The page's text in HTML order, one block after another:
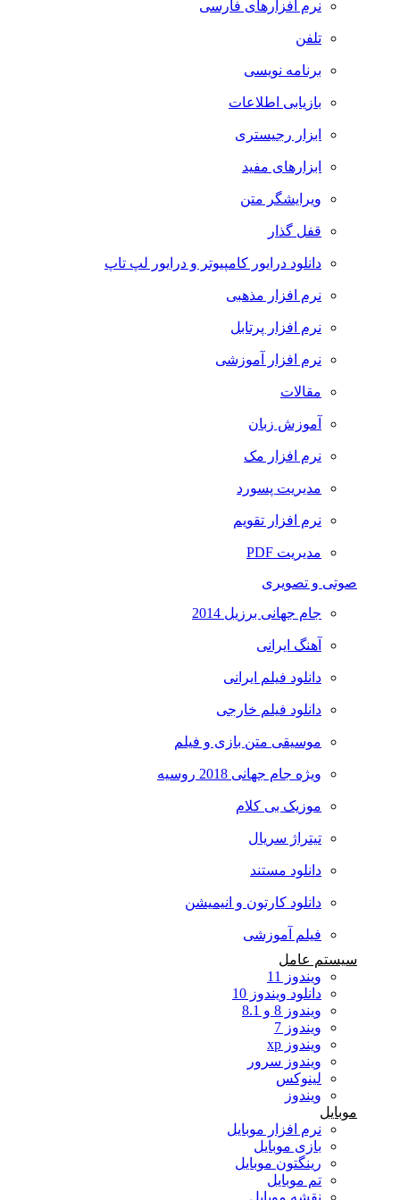
نرم افزارهای فارسی
تلفن
برنامه نویسی
بازیابی اطلاعات
ابزار رجیستری
ابزارهای مفید
ویرایشگر متن
قفل گذار
دانلود درایور کامپیوتر و درایور لپ تاپ
نرم افزار مذهبی
نرم افزار پرتابل
نرم افزار آموزشی
مقالات
آموزش زبان
نرم افزار مک
مدیریت پسورد
نرم افزار تقویم
مدیریت PDF
صوتی و تصویری
جام جهانی برزیل 2014
آهنگ ایرانی
دانلود فیلم ایرانی
دانلود فیلم خارجی
موسیقی متن بازی و فیلم
ویژه جام جهانی 2018 روسیه
موزیک بی کلام
تیتراژ سریال
دانلود مستند
دانلود کارتون و انیمیشن
فیلم آموزشی
سیستم عامل
ویندوز 11
دانلود ویندوز 10
ویندوز 8 و 8.1
ویندوز 7
ویندوز xp
ویندوز سرور
لینوکس
ویندوز
موبایل
نرم افزار موبایل
بازی موبایل
رینگتون موبایل
تم موبایل
نقشه موبایل